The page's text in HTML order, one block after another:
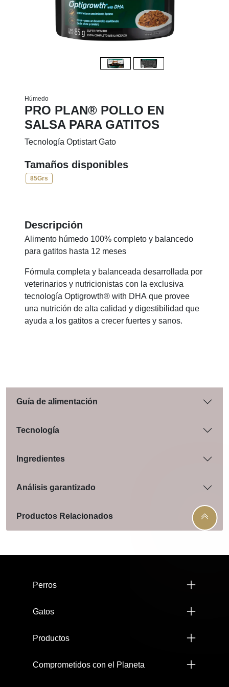
Húmedo
PRO PLAN® POLLO EN
SALSA PARA GATITOS
Tecnología Optistart Gato
Tamaños disponibles
85Grs
Descripción
Alimento húmedo 100% completo y balancedo
para gatitos hasta 12 meses
Fórmula completa y balanceada desarrollada por
veterinarios y nutricionistas con la exclusiva
tecnología Optigrowth® with DHA que provee
una nutrición de alta calidad y digestibilidad que
ayuda a los gatitos a crecer fuertes y sanos.
Guía de alimentación
Tecnología
Ingredientes
Análisis garantizado
Productos Relacionados
Perros
Gatos
Productos
Comprometidos con el Planeta